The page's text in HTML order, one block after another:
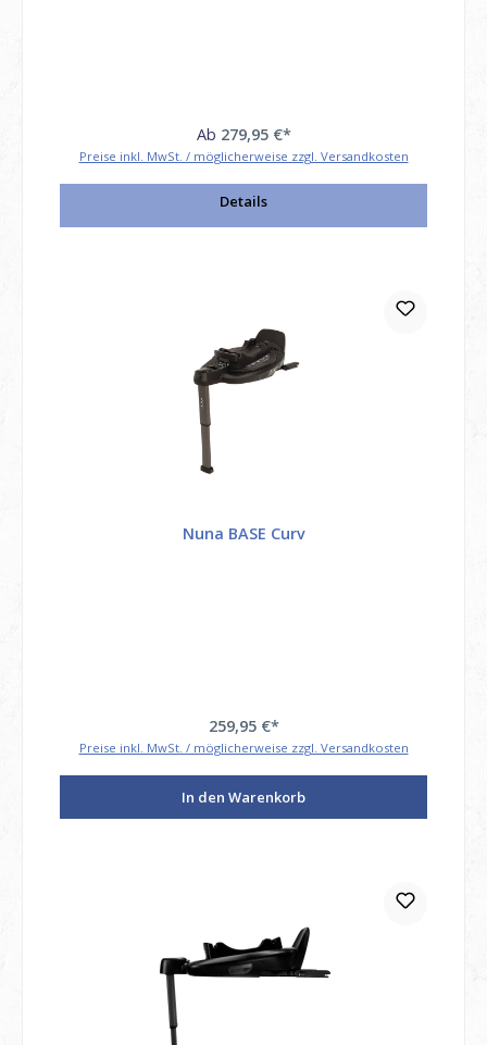
Ab 279,95 €*
Preise inkl. MwSt. / möglicherweise zzgl. Versandkosten
Details
Nuna BASE Curv
259,95 €*
Preise inkl. MwSt. / möglicherweise zzgl. Versandkosten
In den Warenkorb